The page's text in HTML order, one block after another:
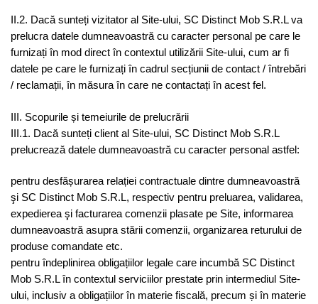
II.2. Dacă sunteți vizitator al Site-ului, SC Distinct Mob S.R.L va
prelucra datele dumneavoastră cu caracter personal pe care le
furnizați în mod direct în contextul utilizării Site-ului, cum ar fi
datele pe care le furnizați în cadrul secțiunii de contact / întrebări
/ reclamații, în măsura în care ne contactați în acest fel.
III. Scopurile și temeiurile de prelucrării
III.1. Dacă sunteți client al Site-ului, SC Distinct Mob S.R.L
prelucrează datele dumneavoastră cu caracter personal astfel:
pentru desfășurarea relației contractuale dintre dumneavoastră
şi SC Distinct Mob S.R.L, respectiv pentru preluarea, validarea,
expedierea şi facturarea comenzii plasate pe Site, informarea
dumneavoastră asupra stării comenzii, organizarea returului de
produse comandate etc.
pentru îndeplinirea obligațiilor legale care incumbă SC Distinct
Mob S.R.L în contextul serviciilor prestate prin intermediul Site-
ului, inclusiv a obligațiilor în materie fiscală, precum și în materie